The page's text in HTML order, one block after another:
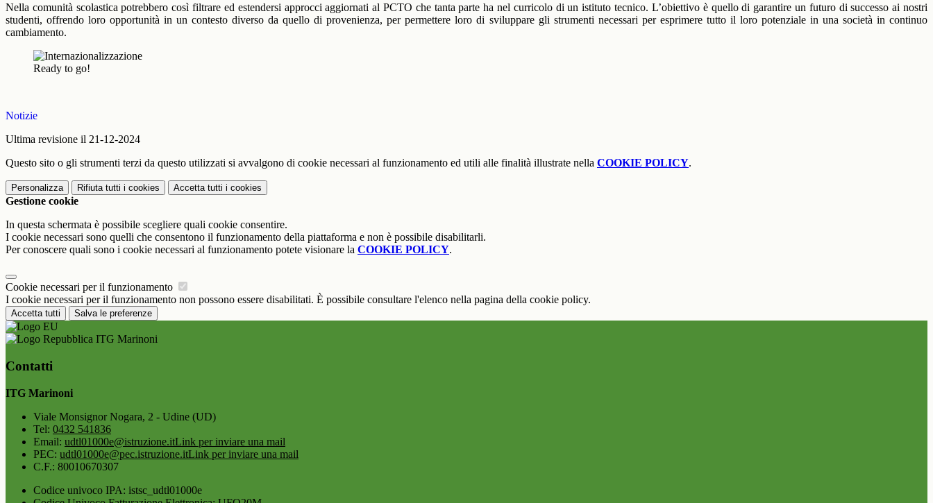
Nella comunità scolastica potrebbero così filtrare ed estendersi approcci aggiornati al PCTO che tanta parte ha nel curricolo di un istituto tecnico. L’obiettivo è quello di garantire un futuro di successo ai nostri
studenti, offrendo loro opportunità in un contesto diverso da quello di provenienza, per permettere loro di sviluppare gli strumenti necessari per esprimere tutto il loro potenziale in una società in continuo
cambiamento.
Ready to go!
Notizie
Ultima revisione il 21-12-2024
Questo sito o gli strumenti terzi da questo utilizzati si avvalgono di cookie necessari al funzionamento ed utili alle finalità illustrate nella COOKIE POLICY.
Personalizza Rifiuta tutti i cookies Accetta tutti i cookies
Gestione cookie
In questa schermata è possibile scegliere quali cookie consentire.
I cookie necessari sono quelli che consentono il funzionamento della piattaforma e non è possibile disabilitarli.
Per conoscere quali sono i cookie necessari al funzionamento potete visionare la COOKIE POLICY.
Cookie necessari per il funzionamento
I cookie necessari per il funzionamento non possono essere disabilitati. È possibile consultare l'elenco nella pagina della cookie policy.
Accetta tutti Salva le preferenze
ITG Marinoni
Contatti
ITG Marinoni
Viale Monsignor Nogara, 2 - Udine (UD)
Tel: 0432 541836
Email: udtl01000e@istruzione.itLink per inviare una mail
PEC: udtl01000e@pec.istruzione.itLink per inviare una mail
C.F.: 80010670307
Codice univoco IPA: istsc_udtl01000e